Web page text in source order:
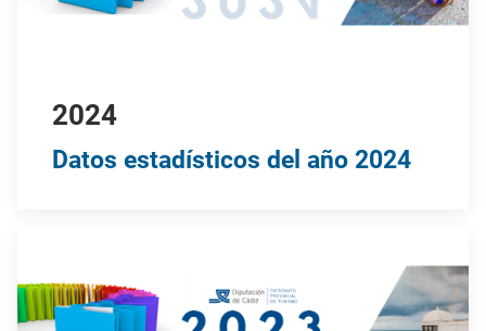
2024
Datos estadísticos del año 2024